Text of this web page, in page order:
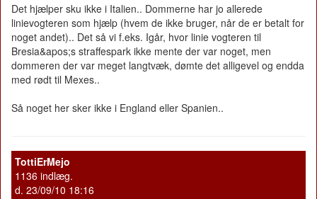
Det hjælper sku ikke i Italien.. Dommerne har jo allerede
linievogteren som hjælp (hvem de ikke bruger, når de er betalt for
noget andet).. Det så vi f.eks. Igår, hvor linie vogteren til
Bresia&apos;s straffespark ikke mente der var noget, men
dommeren der var meget langtvæk, dømte det alligevel og endda
med rødt til Mexes..
Så noget her sker ikke i England eller Spanien..
TottiErMejo
1136 indlæg.
d. 23/09/10 18:16